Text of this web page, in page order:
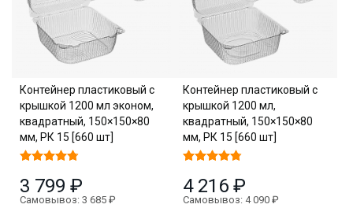
Контейнер пластиковый с
крышкой 1200 мл эконом,
квадратный, 150×150×80
мм, РК 15 [660 шт]
3 799 ₽
Самовывоз: 3 685 ₽
Контейнер пластиковый с
крышкой 1200 мл,
квадратный, 150×150×80
мм, РК 15 [660 шт]
4 216 ₽
Самовывоз: 4 090 ₽